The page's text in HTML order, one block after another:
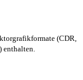
(CDR,
enthalten.